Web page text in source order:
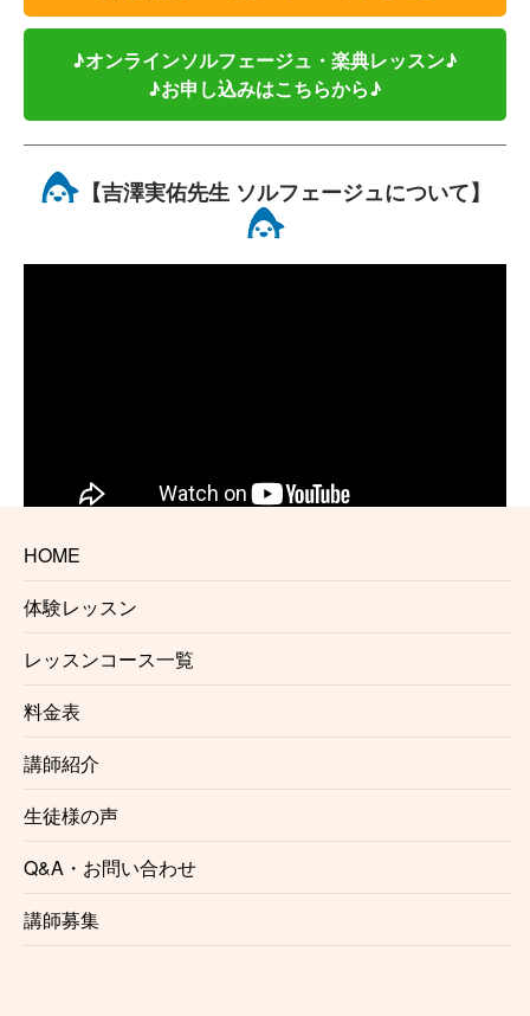
HOME
体験レッスン
レッスンコース一覧
料金表
講師紹介
生徒様の声
Q&A・お問い合わせ
講師募集
♪オンラインソルフェージュ・楽典レッスン♪
♪お申し込みはこちらから♪
【吉澤実佑先生 ソルフェージュについて】
♪吉澤実佑先生の体験レッスンに申し込む♪
♪オンラインソルフェージュ・楽典レッスン♪
☆音大受験をお考えの方へ☆
私自身、受験を経験しておりますので、音大受
験の対策をすることももちろん可能です。音大
受験をお考えの場合は、受験大学の課題に合わ